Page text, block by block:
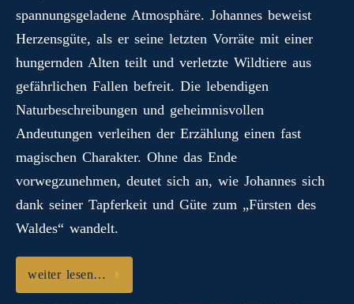
spannungsgeladene Atmosphäre. Johannes beweist
Herzensgüte, als er seine letzten Vorräte mit einer
hungernden Alten teilt und verletzte Wildtiere aus
gefährlichen Fallen befreit. Die lebendigen
Naturbeschreibungen und geheimnisvollen
Andeutungen verleihen der Erzählung einen fast
magischen Charakter. Ohne das Ende
vorwegzunehmen, deutet sich an, wie Johannes sich
dank seiner Tapferkeit und Güte zum „Fürsten des
Waldes“ wandelt.
weiter lesen…